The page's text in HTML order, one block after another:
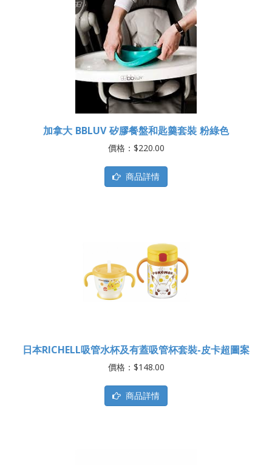
加拿大 BBLUV 矽膠餐盤和匙羹套裝 粉綠色
價格：$220.00
商品詳情
日本RICHELL吸管水杯及有蓋吸管杯套裝-皮卡超圖案
價格：$148.00
商品詳情